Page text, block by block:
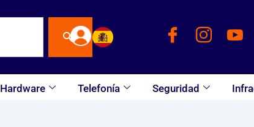
Hardware Telefonía Seguridad